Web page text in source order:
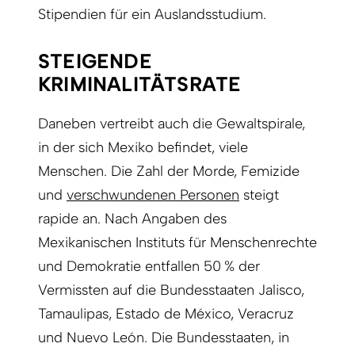
Stipendien für ein Auslandsstudium.
STEIGENDE
KRIMINALITÄTSRATE
Daneben vertreibt auch die Gewaltspirale,
in der sich Mexiko befindet, viele
Menschen. Die Zahl der Morde, Femizide
und verschwundenen Personen steigt
rapide an. Nach Angaben des
Mexikanischen Instituts für Menschenrechte
und Demokratie entfallen 50 % der
Vermissten auf die Bundesstaaten Jalisco,
Tamaulipas, Estado de México, Veracruz
und Nuevo León. Die Bundesstaaten, in